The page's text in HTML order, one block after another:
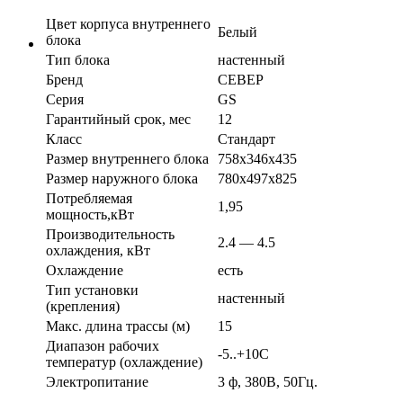
Цвет корпуса внутреннего
блока
Белый
Тип блока
настенный
Бренд
СЕВЕР
Серия
GS
Гарантийный срок, мес
12
Класс
Стандарт
Размер внутреннего блока
758х346х435
Размер наружного блока
780х497х825
Потребляемая
мощность,кВт
1,95
Производительность
охлаждения, кВт
2.4 — 4.5
Охлаждение
есть
Тип установки
(крепления)
настенный
Макс. длина трассы (м)
15
Диапазон рабочих
температур (охлаждение)
-5..+10С
Электропитание
3 ф, 380В, 50Гц.